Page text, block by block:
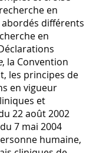
en
différents
en
, la Convention
les principes de
en vigueur
et
22 août 2002
7 mai 2004
humaine,